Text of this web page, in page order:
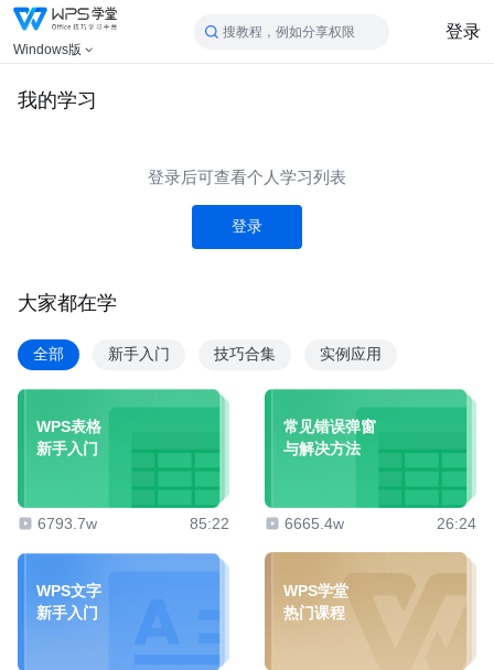
Windows版
搜教程，例如分享权限 登录
我的学习
登录后可查看个人学习列表
登录
大家都在学
全部 新手入门 技巧合集 实例应用
WPS表格
新手入门
6793.7w 85:22
常见错误弹窗
与解决方法
6665.4w 26:24
WPS文字
新手入门
WPS学堂
热门课程